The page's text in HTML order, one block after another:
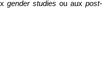
gender studies ou aux post-